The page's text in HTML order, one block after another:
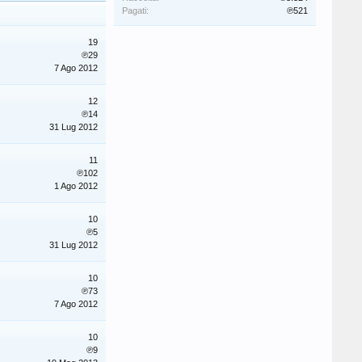
19
℗29
7 Ago 2012
12
℗14
31 Lug 2012
11
℗102
1 Ago 2012
10
℗5
31 Lug 2012
10
℗73
7 Ago 2012
10
℗9
Pagati:
℗521